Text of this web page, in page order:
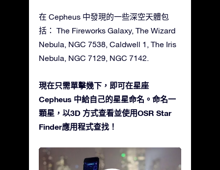
在 Cepheus 中發現的一些深空天體包
括： The Fireworks Galaxy, The Wizard
Nebula, NGC 7538, Caldwell 1, The Iris
Nebula, NGC 7129, NGC 7142.
現在只需單擊幾下，即可在星座
Cepheus 中給自己的星星命名。命名一
顆星，以3D 方式查看並使用OSR Star
Finder應用程式查找！